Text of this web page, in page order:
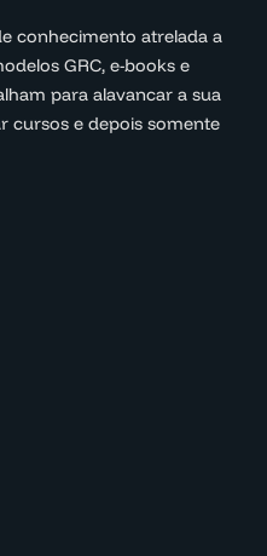
conhecimento atrelada a
GRC, e-books e
para alavancar a sua
cursos e depois somente